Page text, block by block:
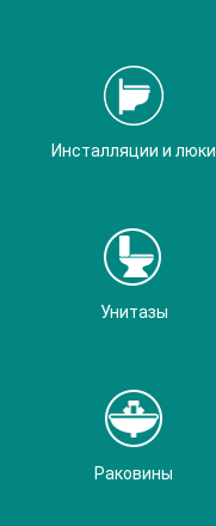
Инсталляции и люки
Унитазы
Раковины